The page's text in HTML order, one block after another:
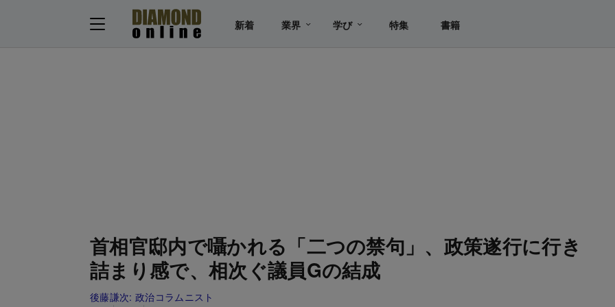
新着 業界 学び 特集 書籍
首相官邸内で囁かれる「二つの禁句」、政策遂行に行き
詰まり感で、相次ぐ議員Gの結成
後藤謙次: 政治コラムニスト